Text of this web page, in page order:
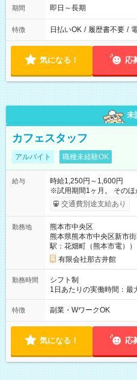
期間 即日～長期
特徴 日払いOK / 履歴書不要 /
気になる！ 応
未
カフェスタッフ
アルバイト 職種未経験OK
給与
時給1,250円～1,600円
※試用期間1ヶ月。 そのほか
用期間】試用期間あり 試
は本採用時と同じです。
交通費別途支給あり
勤務地
熊本市中央区
熊本県熊本市中央区新市
駅：花畑町（熊本市電））
有限会社那古井館
勤務時間
シフト制
1日あたりの実働時間：最
じます。 ★土日が入れる
特徴 副業・WワークOK
気になる！ 応